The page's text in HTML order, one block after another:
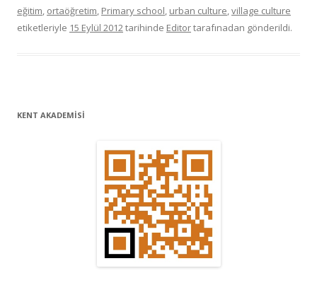
eğitim, ortaöğretim, Primary school, urban culture,village culture
etiketleriyle 15 Eylül 2012tarihinde Editortarafınadan gönderildi.
KENT AKADEMİSİ